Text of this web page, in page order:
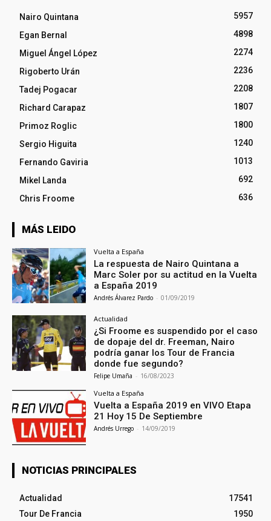
Nairo Quintana
5957
Egan Bernal
4898
Miguel Ángel López
2274
Rigoberto Urán
2236
Tadej Pogacar
2208
Richard Carapaz
1807
Primoz Roglic
1800
Sergio Higuita
1240
Fernando Gaviria
1013
Mikel Landa
692
Chris Froome
636
MÁS LEIDO
Vuelta a España
La respuesta de Nairo Quintana a
Marc Soler por su actitud en la Vuelta
a España 2019
Andrés Álvarez Pardo - 01/09/2019
Actualidad
¿Si Froome es suspendido por el caso
de dopaje del dr. Freeman, Nairo
podría ganar los Tour de Francia
donde fue segundo?
Felipe Umaña - 16/08/2023
Vuelta a España
Vuelta a España 2019 en VIVO Etapa
21 Hoy 15 De Septiembre
Andrés Urrego - 14/09/2019
NOTICIAS PRINCIPALES
Actualidad
17541
Tour De Francia
1950